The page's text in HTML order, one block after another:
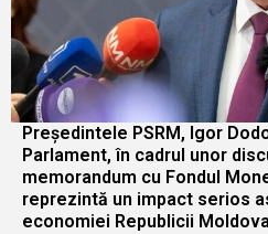
Președintele PSRM, Igor
Parlament, în cadrul unor
memorandum cu Fondul
reprezintă un impact serios
economiei Republicii